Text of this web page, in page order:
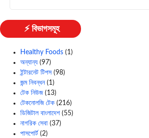
⚡ বিভাগসমূহ
Healthy Foods (1)
অন্যান্য (97)
ইন্টারনেট টিপস (98)
জন্ম নিবন্ধন(1)
টেক নিউজ(13)
টেকনোলজি টেক (216)
ডিজিটাল বাংলাদেশ(55)
নাগরিক সেবা (37)
পাসপোর্ট (2)